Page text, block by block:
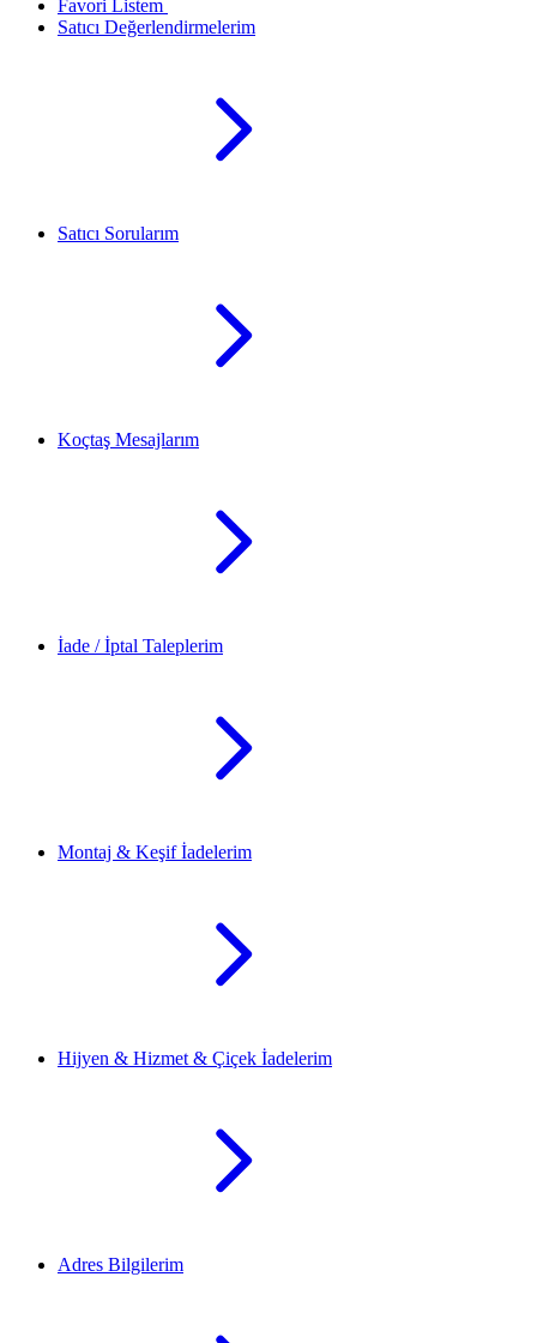
Favori Listem
Satıcı Değerlendirmelerim
Satıcı Sorularım
Koçtaş Mesajlarım
İade / İptal Taleplerim
Montaj & Keşif İadelerim
Hijyen & Hizmet & Çiçek İadelerim
Adres Bilgilerim